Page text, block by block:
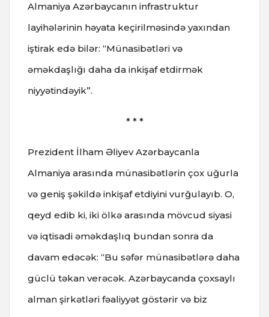
Almaniya Azərbaycanın infrastruktur
layihələrinin həyata keçirilməsində yaxından
iştirak edə bilər: “Münasibətləri və
əməkdaşlığı daha da inkişaf etdirmək
niyyətindəyik”.
* * *
Prezident İlham Əliyev Azərbaycanla
Almaniya arasında münasibətlərin çox uğurla
və geniş şəkildə inkişaf etdiyini vurğulayıb. O,
qeyd edib ki, iki ölkə arasında mövcud siyasi
və iqtisadi əməkdaşlıq bundan sonra da
davam edəcək: “Bu səfər münasibətlərə daha
güclü təkan verəcək. Azərbaycanda çoxsaylı
alman şirkətləri fəaliyyət göstərir və biz